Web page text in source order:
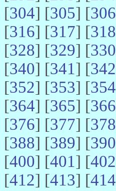
[304] [305] [306
[316] [317] [318
[328] [329] [330
[340] [341] [342
[352] [353] [354
[364] [365] [366
[376] [377] [378
[388] [389] [390
[400] [401] [402
[412] [413] [414